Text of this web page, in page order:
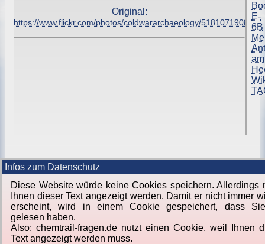
Original:
https://www.flickr.com/photos/coldwararchaeology/5181071908/
E-
6B
am
Infos zum Datenschutz
Diese Website würde keine Cookies speichern. Allerdings
Ihnen dieser Text angezeigt werden. Damit er nicht immer
erscheint, wird in einem Cookie gespeichert, dass
gelesen haben.
Also: chemtrail-fragen.de nutzt einen Cookie, weil Ihnen
Text angezeigt werden muss.